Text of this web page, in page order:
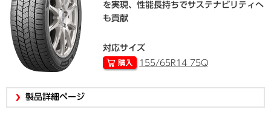
を実現、性能長持ちでサステナビリティへ
も貢献
対応サイズ
155/65R14 75Q
製品詳細ページ